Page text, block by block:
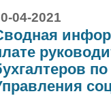
04-2021